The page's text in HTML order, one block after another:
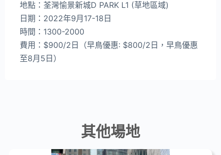
地點：荃灣愉景新城D PARK L1 (草地區域)
日期：2022年9月17-18日
時間：1300-2000
費用：$900/2日（早鳥優惠: $800/2日，早鳥優惠
至8月5日）
其他場地